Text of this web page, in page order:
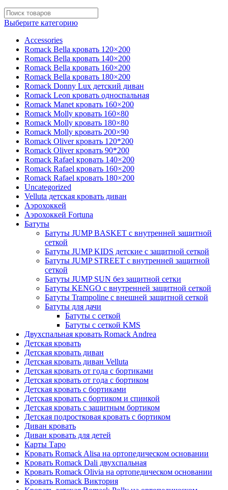
Выберите категорию
Accessories
Romack Bella кровать 120×200
Romack Bella кровать 140×200
Romack Bella кровать 160×200
Romack Bella кровать 180×200
Romack Donny Lux детский диван
Romack Leon кровать односпальная
Romack Manet кровать 160×200
Romack Molly кровать 160×80
Romack Molly кровать 180×80
Romack Molly кровать 200×90
Romack Oliver кровать 120*200
Romack Oliver кровать 90*200
Romack Rafael кровать 140×200
Romack Rafael кровать 160×200
Romack Rafael кровать 180×200
Uncategorized
Velluta детская кровать диван
Аэрохоккей
Аэрохоккей Fortuna
Батуты
Батуты JUMP BASKET с внутренней защитной
сеткой
Батуты JUMP KIDS детские с защитной сеткой
Батуты JUMP STREET с внутренней защитной
сеткой
Батуты JUMP SUN без защитной сетки
Батуты KENGO с внутренней защитной сеткой
Батуты Trampoline с внешней защитной сеткой
Батуты для дачи
Батуты с сеткой
Батуты с сеткой KMS
Двухспальная кровать Romack Andrea
Детская кровать
Детская кровать диван
Детская кровать диван Velluta
Детская кровать от года с бортиками
Детская кровать от года с бортиком
Детская кровать с бортиками
Детская кровать с бортиком и спинкой
Детская кровать с защитным бортиком
Детская подростковая кровать с бортиком
Диван кровать
Диван кровать для детей
Карты Таро
Кровать Romack Alisa на ортопедическом основании
Кровать Romack Dali двухспальная
Кровать Romack Olivia на ортопедическом основании
Кровать Romack Виктория